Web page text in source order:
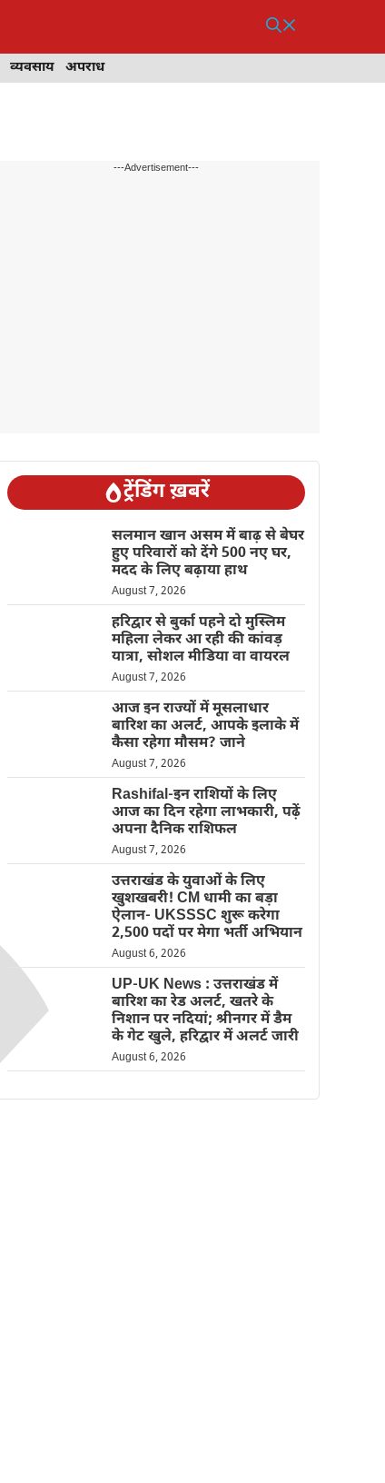
व्यवसाय अपराध
---Advertisement---
ट्रेंडिंग ख़बरें
सलमान खान असम में बाढ़ से बेघर
हुए परिवारों को देंगे 500 नए घर,
मदद के लिए बढ़ाया हाथ
August 7, 2026
हरिद्वार से बुर्का पहने दो मुस्लिम
महिला लेकर आ रही की कांवड़
यात्रा, सोशल मीडिया वा वायरल
August 7, 2026
आज इन राज्यों में मूसलाधार
बारिश का अलर्ट, आपके इलाके में
कैसा रहेगा मौसम? जाने
August 7, 2026
Rashifal-इन राशियों के लिए
आज का दिन रहेगा लाभकारी, पढ़ें
अपना दैनिक राशिफल
August 7, 2026
उत्तराखंड के युवाओं के लिए
खुशखबरी! CM धामी का बड़ा
ऐलान- UKSSSC शुरू करेगा
2,500 पदों पर मेगा भर्ती अभियान
August 6, 2026
UP-UK News : उत्तराखंड में
बारिश का रेड अलर्ट, खतरे के
निशान पर नदियां; श्रीनगर में डैम
के गेट खुले, हरिद्वार में अलर्ट जारी
August 6, 2026